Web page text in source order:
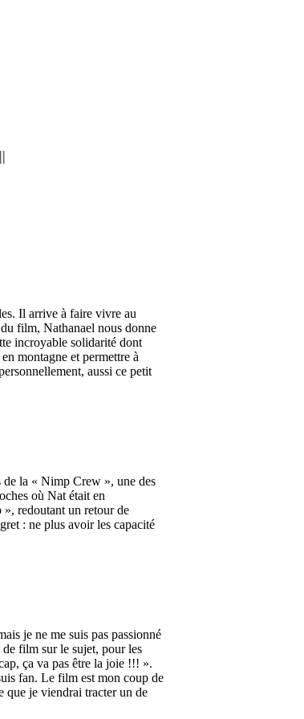
Il arrive à faire vivre au
film, Nathanael nous donne
incroyable solidarité dont
montagne et permettre à
aussi ce petit
de la « Nimp Crew », une des
où Nat était en
», redoutant un retour de
: ne plus avoir les capacité
je ne me suis pas passionné
de film sur le sujet, pour les
ça va pas être la joie !!! ».
fan. Le film est mon coup de
que je viendrai tracter un de